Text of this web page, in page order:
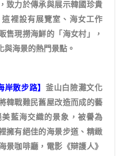
致力於傳承與展示韓國珍貴
裡設有展覽室、海女工作
售現撈海鮮的「海女村」，
與海景的熱門景點。
岸散步路】 釜山白險灘文化
韓戰難民舊屋改造而成的藝
藍海交織的景象，被譽為
擁有絕佳的海景步道、精緻
景咖啡廳，電影《辯護人》